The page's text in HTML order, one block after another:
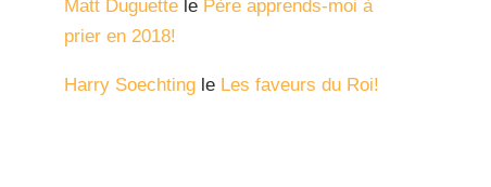
Matt Duguette le Père apprends-moi à
prier en 2018!
Harry Soechting le Les faveurs du Roi!